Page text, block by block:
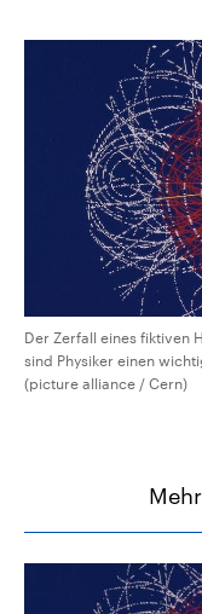
Der Zerfall eines fiktiven
sind Physiker einen
(picture alliance / Cern)